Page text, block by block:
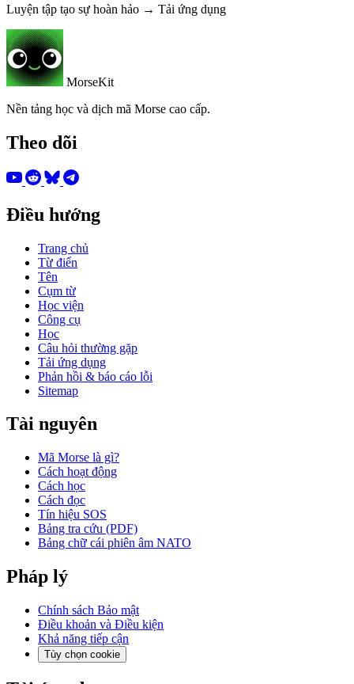
Luyện tập tạo sự hoàn hảo → Tải ứng dụng
MorseKit
Nền tảng học và dịch mã Morse cao cấp.
Theo dõi
Điều hướng
Trang chủ
Từ điển
Tên
Cụm từ
Học viện
Công cụ
Học
Câu hỏi thường gặp
Tải ứng dụng
Phản hồi & báo cáo lỗi
Sitemap
Tài nguyên
Mã Morse là gì?
Cách hoạt động
Cách học
Cách đọc
Tín hiệu SOS
Bảng tra cứu (PDF)
Bảng chữ cái phiên âm NATO
Pháp lý
Chính sách Bảo mật
Điều khoản và Điều kiện
Khả năng tiếp cận
Tùy chọn cookie